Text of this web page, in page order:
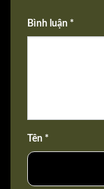
Bình luận *
Tên *